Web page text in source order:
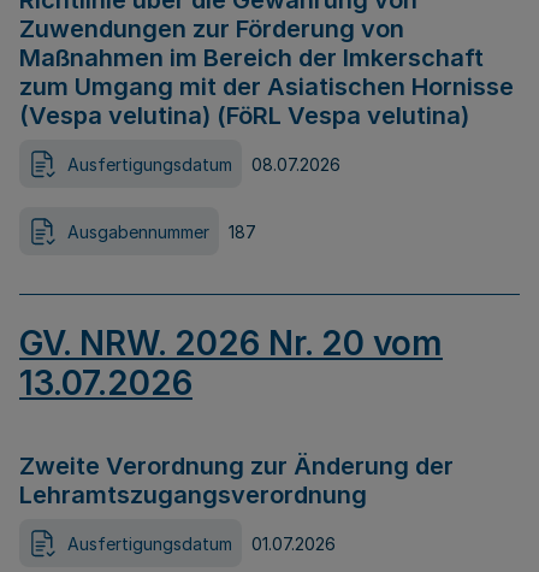
Zuwendungen zur Förderung von
Maßnahmen im Bereich der Imkerschaft
zum Umgang mit der Asiatischen Hornisse
(Vespa velutina) (FöRL Vespa velutina)
Ausfertigungsdatum 08.07.2026
Ausgabennummer 187
GV. NRW. 2026 Nr. 20 vom
13.07.2026
Zweite Verordnung zur Änderung der
Lehramtszugangsverordnung
Ausfertigungsdatum 01.07.2026